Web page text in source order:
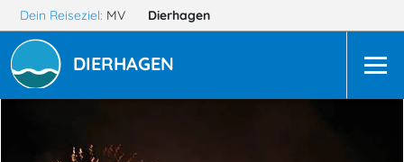
Dein Reiseziel: MV Dierhagen
DIERHAGEN